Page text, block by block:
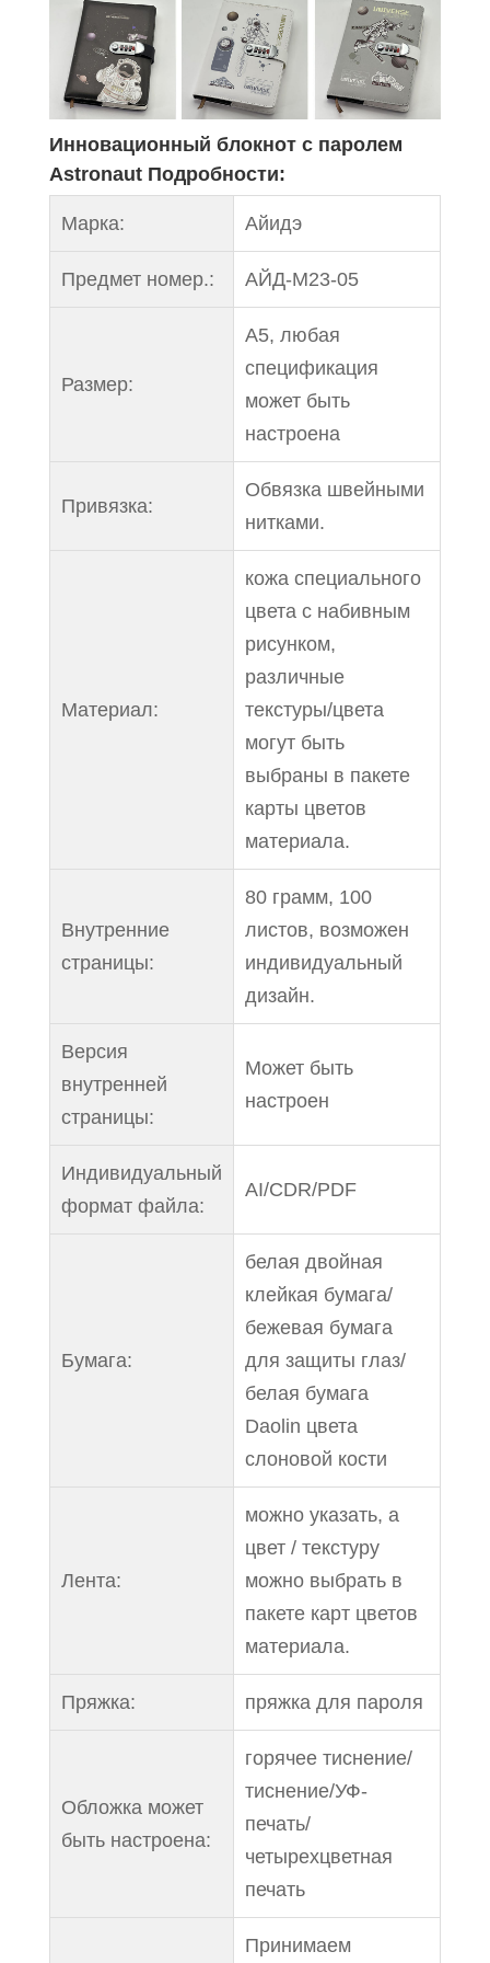
Инновационный блокнот с паролем
Astronaut Подробности:
Марка: Айидэ
Предмет номер.: АЙД-М23-05
Размер:
A5, любая
спецификация
может быть
настроена
Привязка:
Обвязка швейными
нитками.
Материал:
кожа специального
цвета с набивным
рисунком,
различные
текстуры/цвета
могут быть
выбраны в пакете
карты цветов
материала.
Внутренние
страницы:
80 грамм, 100
листов, возможен
индивидуальный
дизайн.
Версия
внутренней
страницы:
Может быть
настроен
Индивидуальный
формат файла:
AI/CDR/PDF
Бумага:
белая двойная
клейкая бумага/
бежевая бумага
для защиты глаз/
белая бумага
Daolin цвета
слоновой кости
Лента:
можно указать, а
цвет / текстуру
можно выбрать в
пакете карт цветов
материала.
Пряжка: пряжка для пароля
Обложка может
быть настроена:
горячее тиснение/
тиснение/УФ-
печать/
четырехцветная
печать
Принимаем